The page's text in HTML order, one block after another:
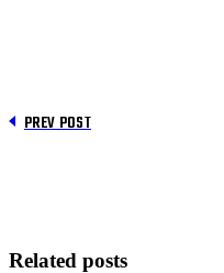
PREV POST
Related posts